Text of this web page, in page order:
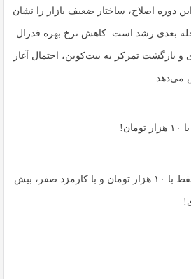
دوره اصلاح، ساختار ضعیف بازار را نشان
بعدی رشد است. کاهش نرخ بهره فدرال
و بازگشت تمرکز به بیت‌کوین، احتمال آغاز
می‌دهد.
تو صرافی ارزپلاس میتونی فقط با ۱۰ هزار تومان و با کارمزد صفر، بیش